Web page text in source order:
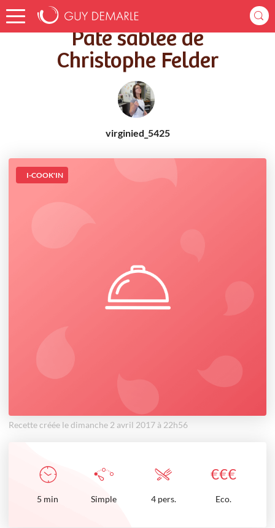
Accueil Recettes Pâte sablée de Christophe Felder
Pâte sablée de
Christophe Felder
virginied_5425
I-COOK'IN
Recette créée le dimanche 2 avril 2017 à 22h56
€€€
5 min Simple 4 pers. Eco.